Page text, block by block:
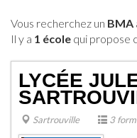
Vous recherchez un BMA
Il y a 1 école qui propose
LYCÉE
Sartrouville 3